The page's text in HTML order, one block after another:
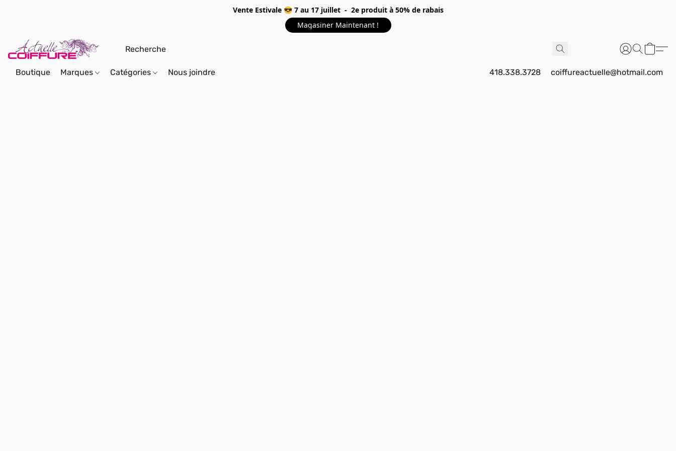
Vente Estivale 😎 7 au 17 juillet - 2e produit à 50% de rabais
Magasiner Maintenant !
Boutique Marques Catégories Nous joindre 418.338.3728 coiffureactuelle@hotmail.com